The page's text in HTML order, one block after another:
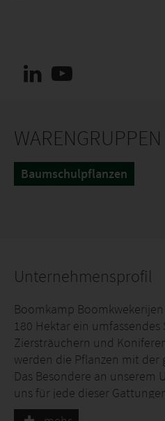
WARENGRUPPEN
Baumschulpflanzen
Unternehmensprofil
Boomkamp
180 Hektar ein
Ziersträuchern und
werden die Pflanzen mit der
Das Besondere an unserem
uns für jede dieser
entwickelt haben.